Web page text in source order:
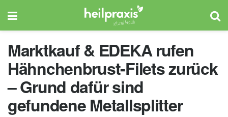
Marktkauf & EDEKA rufen
Hähnchenbrust-Filets zurück
– Grund dafür sind
gefundene Metallsplitter